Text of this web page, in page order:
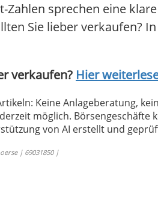
Zahlen sprechen eine
Sie lieber verkaufen?
verkaufen? Hier
Keine Anlageberatung,
möglich.
von AI erstellt und
| 69031850 |